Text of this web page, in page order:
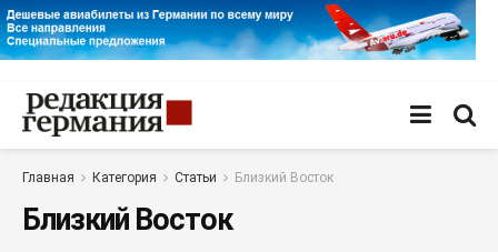
Главная Категория Статьи Близкий Восток
Близкий Восток